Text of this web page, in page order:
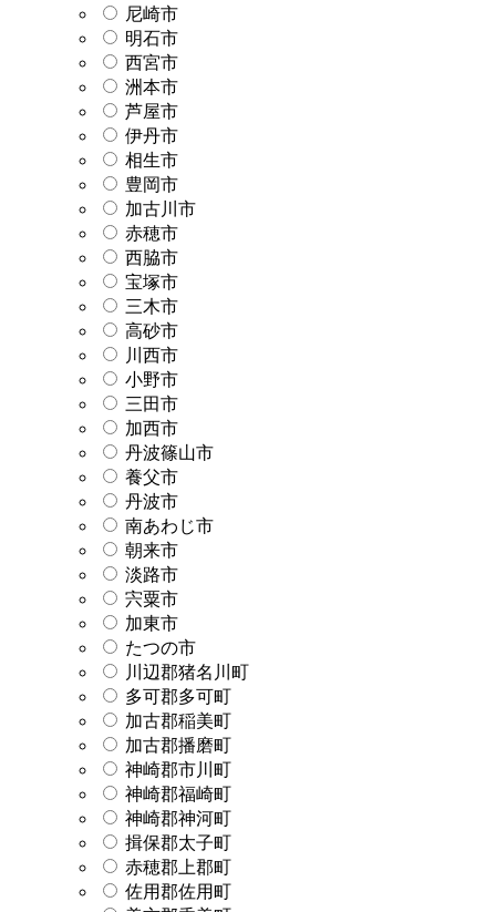
尼崎市
明石市
西宮市
洲本市
芦屋市
伊丹市
相生市
豊岡市
加古川市
赤穂市
西脇市
宝塚市
三木市
高砂市
川西市
小野市
三田市
加西市
丹波篠山市
養父市
丹波市
南あわじ市
朝来市
淡路市
宍粟市
加東市
たつの市
川辺郡猪名川町
多可郡多可町
加古郡稲美町
加古郡播磨町
神崎郡市川町
神崎郡福崎町
神崎郡神河町
揖保郡太子町
赤穂郡上郡町
佐用郡佐用町